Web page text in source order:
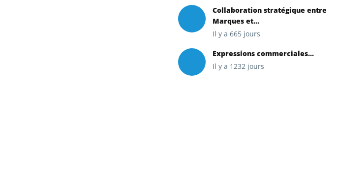
Collaboration stratégique entre
Marques et...
Il y a 665 jours
Expressions commerciales...
Il y a 1232 jours